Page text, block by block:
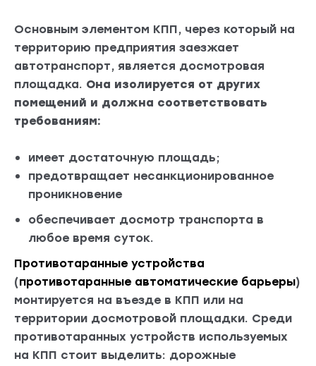
Основным элементом КПП, через который на
территорию предприятия заезжает
автотранспорт, является досмотровая
площадка. Она изолируется от других
помещений и должна соответствовать
требованиям:
имеет достаточную площадь;
предотвращает несанкционированное
проникновение
обеспечивает досмотр транспорта в
любое время суток.
Противотаранные устройства
(противотаранные автоматические барьеры)
монтируется на въезде в КПП или на
территории досмотровой площадки. Среди
противотаранных устройств используемых
на КПП стоит выделить: дорожные